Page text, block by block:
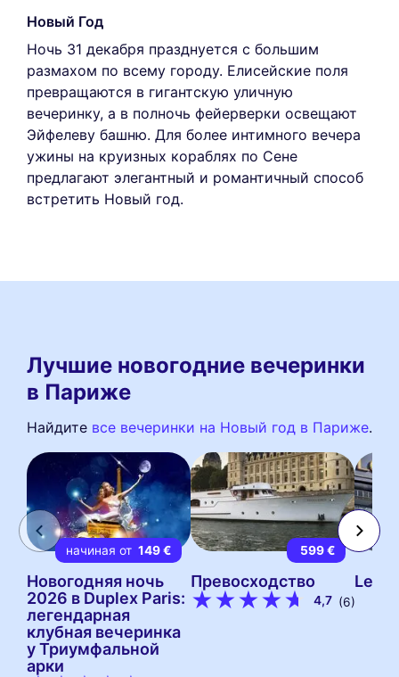
Новый Год
Ночь 31 декабря празднуется с большим
размахом по всему городу. Елисейские поля
превращаются в гигантскую уличную
вечеринку, а в полночь фейерверки освещают
Эйфелеву башню. Для более интимного вечера
ужины на круизных кораблях по Сене
предлагают элегантный и романтичный способ
встретить Новый год.
Лучшие новогодние вечеринки
в Париже
Найдите все вечеринки на Новый год в Париже.
начиная от 149 €
Новогодняя ночь
2026 в Duplex Paris:
легендарная
клубная вечеринка
у Триумфальной
арки
599 €
Превосходство
4,7 (6)
Le